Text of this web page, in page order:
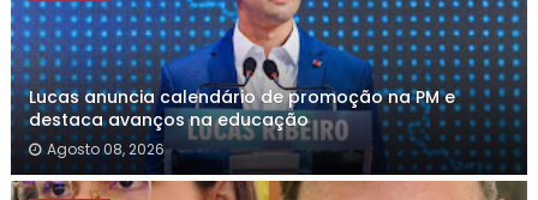
Lucas anuncia calendário de promoção na PM e
destaca avanços na educação
Agosto 08, 2026